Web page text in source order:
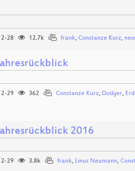
28 12.7k frank, Constanze Kurz,
29 362 Constanze Kurz, Dodger,
2016
29 3.8k frank, Linus Neumann,